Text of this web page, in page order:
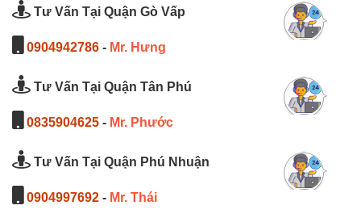
Tư Vấn Tại Quận Gò Vấp
0904942786 - Mr. Hưng
Tư Vấn Tại Quận Tân Phú
0835904625 - Mr. Phước
Tư Vấn Tại Quận Phú Nhuận
0904997692 - Mr. Thái